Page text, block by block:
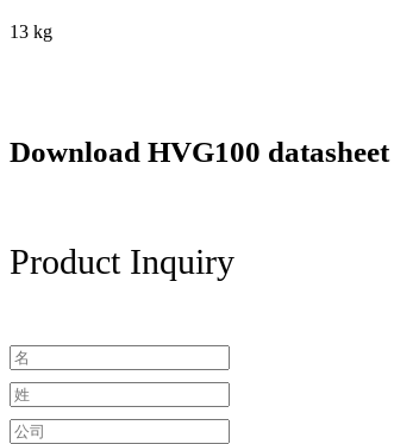
13 kg
Download HVG100 datasheet
Product Inquiry